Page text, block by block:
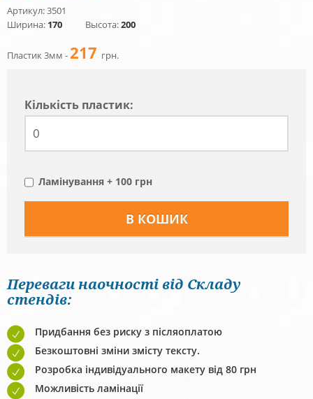
Артикул: 3501
Ширина: 170 Высота:200
Пластик 3мм -217 грн.
Кiлькiсть пластик:
Ламінування + 100 грн
Переваги наочності від Складу
стендів:
Придбання без риску з післяоплатою
Безкоштовні зміни змісту тексту.
Розробка індивідуального макету від 80 грн
Можливість ламінації